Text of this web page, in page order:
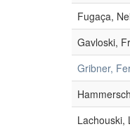
Fugaça,
Gavloski,
Gribner,
Lachouski,